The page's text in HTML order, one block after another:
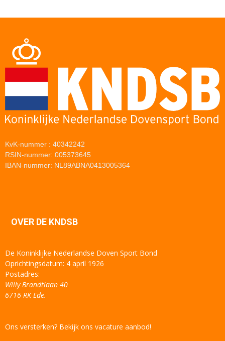
KvK-nummer : 40342242
RSIN-nummer: 005373645
IBAN-nummer: NL89ABNA0413005364
OVER DE KNDSB
De Koninklijke Nederlandse Doven Sport Bond
Oprichtingsdatum: 4 april 1926
Postadres:
Willy Brandtlaan 40
6716 RK Ede.
Ons versterken? Bekijk ons vacature aanbod!